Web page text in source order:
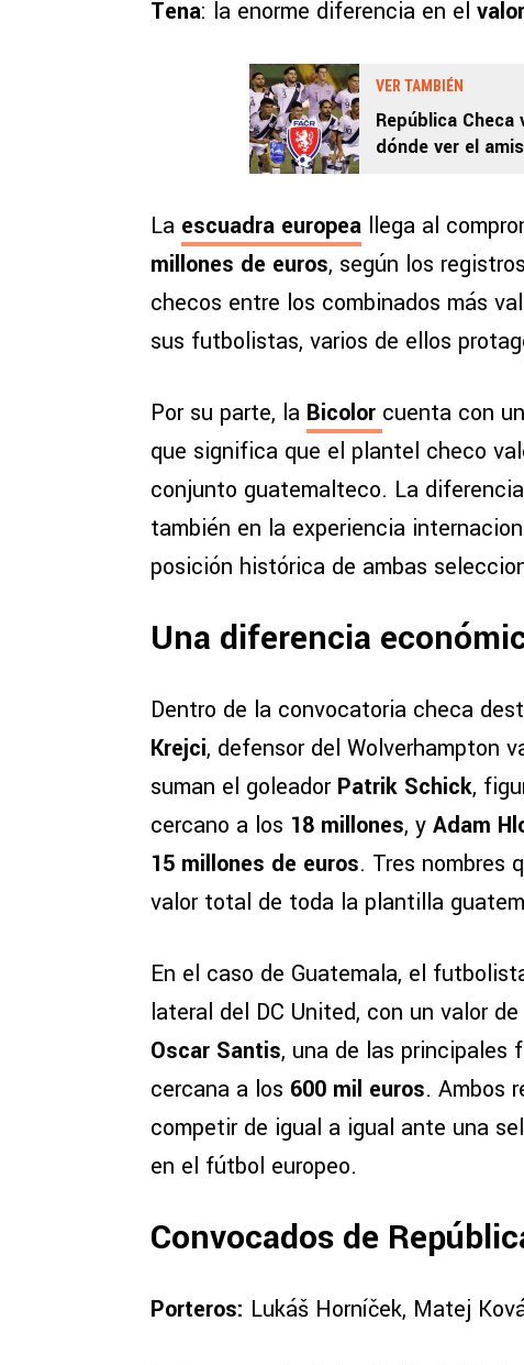
Tena: la enorme diferencia en el
VER TAMBIÉN
República
dónde ver el
La escuadra europea llega al
millones de euros, según los
checos entre los combinados más
sus futbolistas, varios de ellos
Por su parte, la Bicolor cuenta con
que significa que el plantel checo
conjunto guatemalteco. La
también en la experiencia
posición histórica de ambas
Una diferencia
Dentro de la convocatoria checa
Krejci, defensor del Wolverhampton
suman el goleador Patrik Schick,
cercano a los 18 millones, y Adam
15 millones de euros. Tres nombres
valor total de toda la plantilla
En el caso de Guatemala, el
lateral del DC United, con un valor de
Oscar Santis, una de las principales
cercana a los 600 mil euros. Ambos
competir de igual a igual ante una
en el fútbol europeo.
Convocados de
Porteros: Lukáš Horníček, Matej